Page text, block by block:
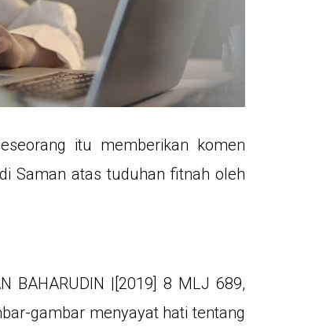
itu memberikan komen
Saman atas tuduhan fitnah oleh
BAHARUDIN |[2019] 8 MLJ 689,
gambar menyayat hati tentang